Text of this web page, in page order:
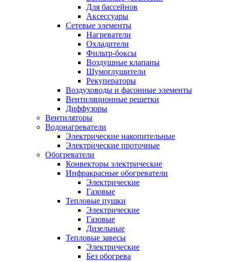
Для бассейнов
Аксессуары
Сетевые элементы
Нагреватели
Охладители
Фильтр-боксы
Воздушные клапаны
Шумоглушители
Рекуператоры
Воздуховоды и фасонные элементы
Вентиляционные решетки
Диффузоры
Вентиляторы
Водонагреватели
Электрические накопительные
Электрические проточные
Обогреватели
Конвекторы электрические
Инфракрасные обогреватели
Электрические
Газовые
Тепловые пушки
Электрические
Газовые
Дизельные
Тепловые завесы
Электрические
Без обогрева